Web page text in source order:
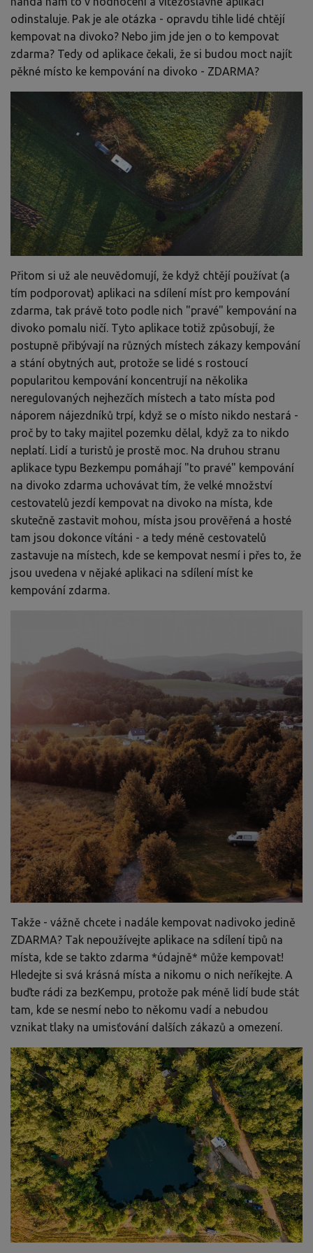
odinstaluje. Pak je ale otázka - opravdu tihle lidé chtějí
kempovat na divoko? Nebo jim jde jen o to kempovat
zdarma? Tedy od aplikace čekali, že si budou moct najít
pěkné místo ke kempování na divoko - ZDARMA?
Přitom si už ale neuvědomují, že když chtějí používat (a
tím podporovat) aplikaci na sdílení míst pro kempování
zdarma, tak právě toto podle nich "pravé" kempování na
divoko pomalu ničí. Tyto aplikace totiž způsobují, že
postupně přibývají na různých místech zákazy kempování
a stání obytných aut, protože se lidé s rostoucí
popularitou kempování koncentrují na několika
neregulovaných nejhezčích místech a tato místa pod
náporem nájezdníků trpí, když se o místo nikdo nestará -
proč by to taky majitel pozemku dělal, když za to nikdo
neplatí. Lidí a turistů je prostě moc. Na druhou stranu
aplikace typu Bezkempu pomáhají "to pravé" kempování
na divoko zdarma uchovávat tím, že velké množství
cestovatelů jezdí kempovat na divoko na místa, kde
skutečně zastavit mohou, místa jsou prověřená a hosté
tam jsou dokonce vítáni - a tedy méně cestovatelů
zastavuje na místech, kde se kempovat nesmí i přes to, že
jsou uvedena v nějaké aplikaci na sdílení míst ke
kempování zdarma.
Takže - vážně chcete i nadále kempovat nadivoko jedině
ZDARMA? Tak nepoužívejte aplikace na sdílení tipů na
místa, kde se takto zdarma *údajně* může kempovat!
Hledejte si svá krásná místa a nikomu o nich neříkejte. A
buďte rádi za bezKempu, protože pak méně lidí bude stát
tam, kde se nesmí nebo to někomu vadí a nebudou
vznikat tlaky na umisťování dalších zákazů a omezení.